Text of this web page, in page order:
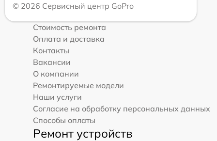
© 2026 Сервисный центр GoPro
Стоимость ремонта
Оплата и доставка
Контакты
Вакансии
О компании
Ремонтируемые модели
Наши услуги
Согласие на обработку персональных данных
Способы оплаты
Ремонт устройств